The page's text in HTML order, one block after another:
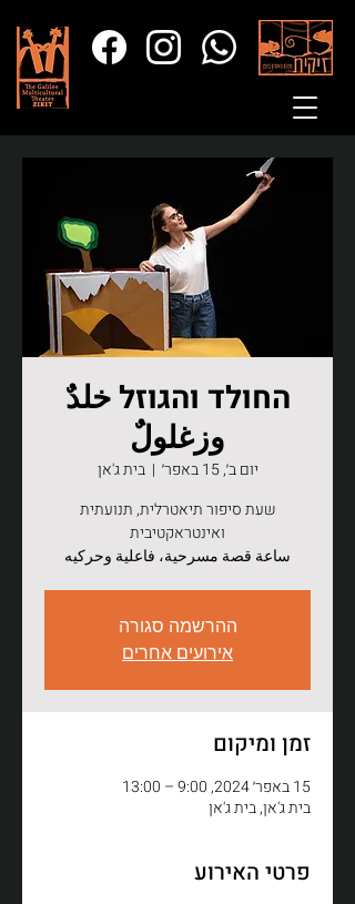
החולד והגוזל خلدٌ
وزغلولٌ
יום ב׳, 15 באפר׳
  |
בית ג'אן
שעת סיפור תיאטרלית, תנועתית
ساعة قصة مسرحية، فاعلية وحركيه
ההרשמה סגורה
אירועים אחרים
זמן ומיקום
15 באפר׳ 2024, 9:00 – 13:00
בית ג'אן, בית ג'אן
פרטי האירוע